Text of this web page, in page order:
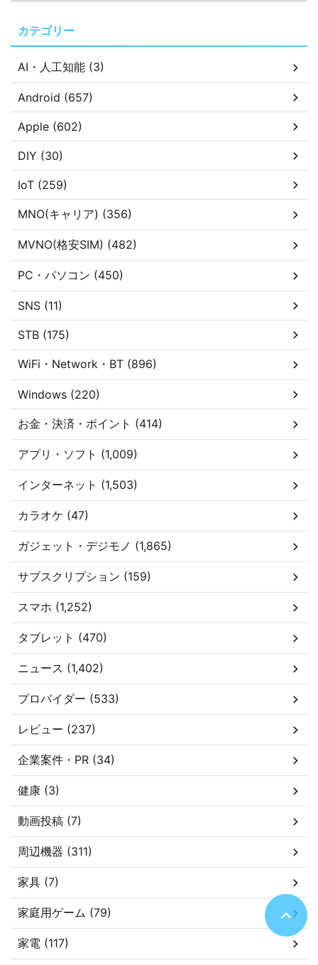
カテゴリー
AI・人工知能 (3)
Android (657)
Apple (602)
DIY (30)
IoT (259)
MNO(キャリア) (356)
MVNO(格安SIM) (482)
PC・パソコン (450)
SNS (11)
STB (175)
WiFi・Network・BT (896)
Windows (220)
お金・決済・ポイント (414)
アプリ・ソフト (1,009)
インターネット (1,503)
カラオケ (47)
ガジェット・デジモノ (1,865)
サブスクリプション (159)
スマホ (1,252)
タブレット (470)
ニュース (1,402)
プロバイダー (533)
レビュー (237)
企業案件・PR (34)
健康 (3)
動画投稿 (7)
周辺機器 (311)
家具 (7)
家庭用ゲーム (79)
家電 (117)